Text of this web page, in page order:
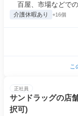
百屋、市場などでの
介護休暇あり +16個
こ
正社員
サンドラッグの店
択可)